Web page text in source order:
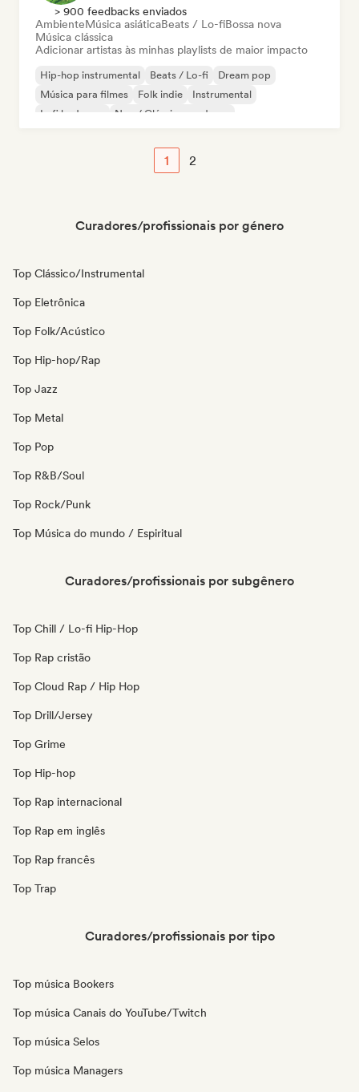
> 900 feedbacks enviados
AmbienteMúsica asiáticaBeats / Lo-fiBossa nova
Música clássica
Adicionar artistas às minhas playlists de maior impacto
Hip-hop instrumental Beats / Lo-fi
Dream pop
Música para filmes
Folk indie
Instrumental
Lofi bedroom
Neo / Clássico moderno
1 2
Curadores/profissionais por género
Top Clássico/Instrumental
Top Eletrônica
Top Folk/Acústico
Top Hip-hop/Rap
Top Jazz
Top Metal
Top Pop
Top R&B/Soul
Top Rock/Punk
Top Música do mundo / Espiritual
Curadores/profissionais por subgênero
Top Chill / Lo-fi Hip-Hop
Top Rap cristão
Top Cloud Rap / Hip Hop
Top Drill/Jersey
Top Grime
Top Hip-hop
Top Rap internacional
Top Rap em inglês
Top Rap francês
Top Trap
Curadores/profissionais por tipo
Top música Bookers
Top música Canais do YouTube/Twitch
Top música Selos
Top música Managers